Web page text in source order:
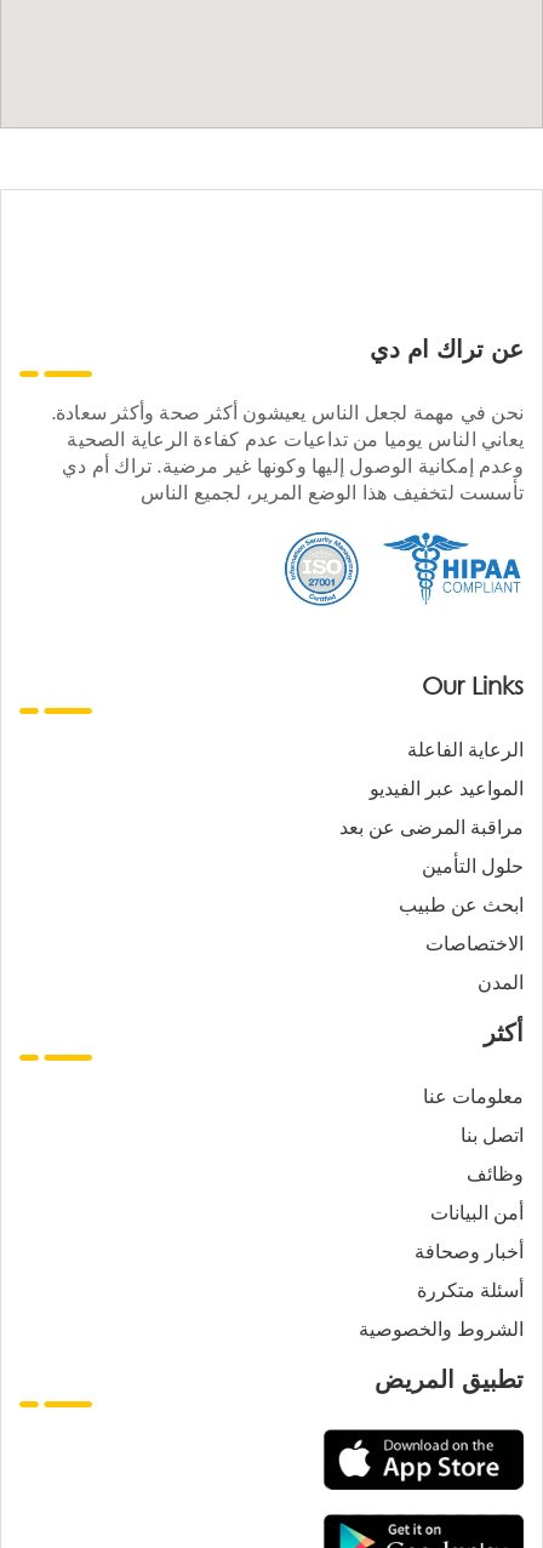
عن تراك ام دي
نحن في مهمة لجعل الناس يعيشون أكثر صحة وأكثر سعادة.
يعاني الناس يوميا من تداعيات عدم كفاءة الرعاية الصحية
وعدم إمكانية الوصول إليها وكونها غير مرضية. تراك أم دي
تأسست لتخفيف هذا الوضع المرير، لجميع الناس
Our Links
الرعاية الفاعلة
المواعيد عبر الفيديو
مراقبة المرضى عن بعد
حلول التأمين
ابحث عن طبيب
الاختصاصات
المدن
أكثر
معلومات عنا
اتصل بنا
وظائف
أمن البيانات
أخبار وصحافة
أسئلة متكررة
الشروط والخصوصية
تطبيق المريض